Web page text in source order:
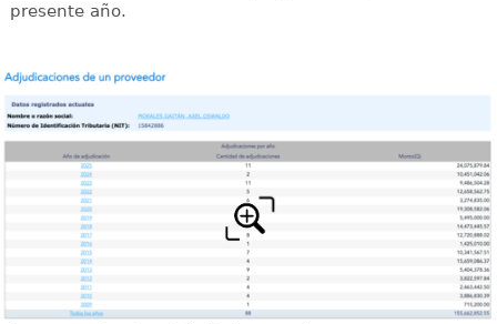
presente año.